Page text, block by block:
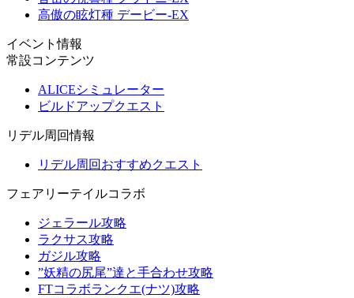
高傲の眩灯種 デービー-EX
イベント情報
常設コンテンツ
ALICEシミュレーター
ビルドアップクエスト
リデル周回情報
リデル周回おすすめクエスト
フェアリーテイルコラボ
ジェラール攻略
ラクサス攻略
ガジル攻略
”妖精の尻尾”達と手合わせ攻略
FTコラボランクエ(ナツ)攻略